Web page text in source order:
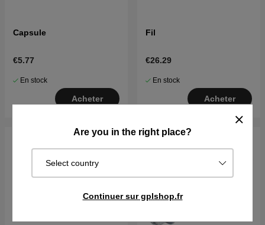
Are you in the right place?
Select country
Continuer sur gplshop.fr
Capsule
€5.77
En stock
Acheter
Fil
€26.29
En stock
Acheter